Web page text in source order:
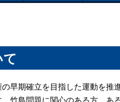
早期確立を目指した運動を
竹島問題に関心のある方、